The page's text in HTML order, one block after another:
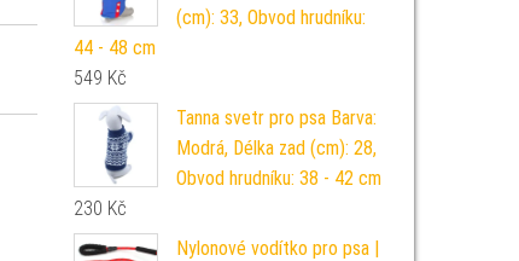
(cm): 33, Obvod hrudníku:
44 - 48 cm
549 Kč
Tanna svetr pro psa Barva:
Modrá, Délka zad (cm): 28,
Obvod hrudníku: 38 - 42 cm
230 Kč
Nylonové vodítko pro psa |